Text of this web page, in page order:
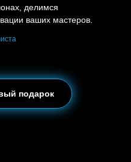
подарок
делимся
ваших мастеров.